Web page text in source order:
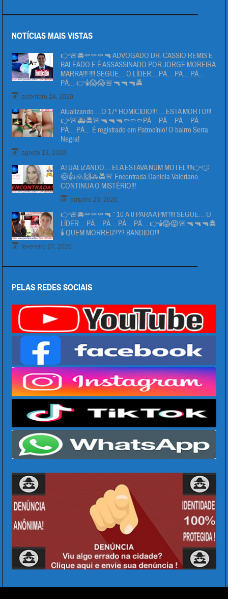
NOTÍCIAS MAIS VISTAS
👉🚨🚔⚰⚰⚰🔫 ADVOGADO DR. CÁSSIO REMIS É
BALEADO E É ASSASSINADO POR JORGE MOREIRA
MARRA!!! !!!! SEGUE… O LÍDER… PÄ… PÄ… PÁ…
PÁ… 👉🕯😱😱🚨🔫🔫🔫🚔
setembro 24, 2020
Atualizando….O 17º HOMICIDIO!!!…. ESTA MORTO!!!
👉🚨🚑🚔🚨🔫🔫🔫⚰⚰⚰PÁ… PÁ… PÁ… PÁ…
PÁ… PÁ… É registrado em Patrocínio! O bairro Serra
Negra!
agosto 13, 2020
ATUALIZANDO… ELA ESTAVA NUM MOTEL!!!!👉🙄
😳👍🙏🙌🚓🚔🚨 Encontrada Daniela Valeriano…
CONTINUA O MISTÉRIO!!!
outubro 23, 2020
👉🚨🚔⚰⚰⚰🔫 ” 10 Á 0 PARA A PM”!!!! SEGUE… O
LÍDER… PÄ… PÄ… PÁ… PÁ… 👉🕯😱😱🚨🔫🔫🔫🚔
🕯 QUEM MORREU??? BANDIDO!!!
fevereiro 27, 2020
PELAS REDES SOCIAIS